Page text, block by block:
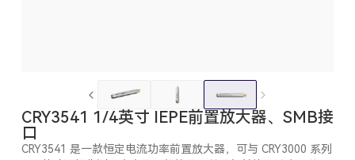
CRY3541 1/4英寸 IEPE前置放大器、SMB接
口
CRY3541 是一款恒定电流功率前置放大器，可与 CRY3000 系列